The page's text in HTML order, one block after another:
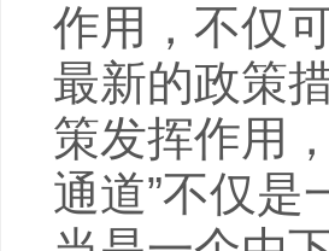
作用，不仅
最新的政策
策发挥作用
通道”不仅是